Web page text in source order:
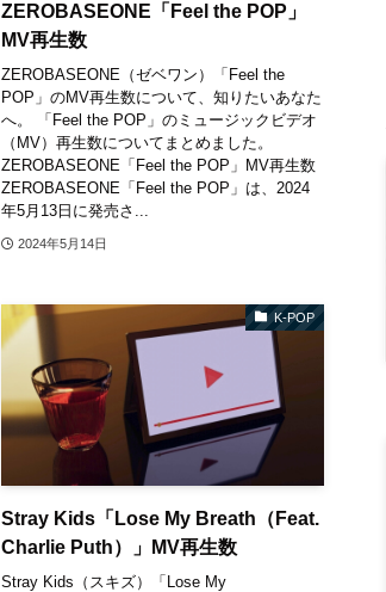
ZEROBASEONE「Feel the POP」
MV再生数
ZEROBASEONE（ゼベワン）「Feel the
POP」のMV再生数について、知りたいあなた
へ。 「Feel the POP」のミュージックビデオ
（MV）再生数についてまとめました。
ZEROBASEONE「Feel the POP」MV再生数
ZEROBASEONE「Feel the POP」は、2024
年5月13日に発売さ...
2024年5月14日
K-POP
Stray Kids「Lose My Breath（Feat.
Charlie Puth）」MV再生数
Stray Kids（スキズ）「Lose My